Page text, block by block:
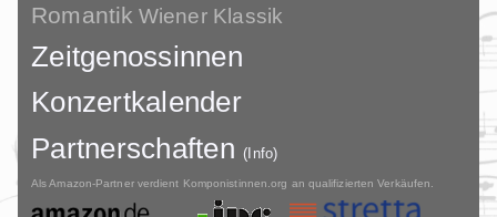
Romantik Wiener Klassik
Zeitgenossinnen
Konzertkalender
Partnerschaften(Info)
Als Amazon-Partner verdient Komponistinnen.org an qualifizierten Verkäufen.